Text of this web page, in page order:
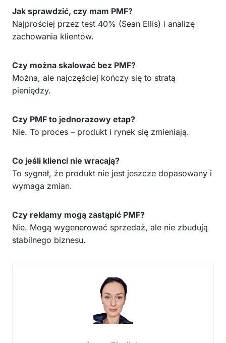
Jak sprawdzić, czy mam PMF?
Najprościej przez test 40% (Sean Ellis) i analizę
zachowania klientów.
Czy można skalować bez PMF?
Można, ale najczęściej kończy się to stratą
pieniędzy.
Czy PMF to jednorazowy etap?
Nie. To proces – produkt i rynek się zmieniają.
Co jeśli klienci nie wracają?
To sygnał, że produkt nie jest jeszcze dopasowany i
wymaga zmian.
Czy reklamy mogą zastąpić PMF?
Nie. Mogą wygenerować sprzedaż, ale nie zbudują
stabilnego biznesu.